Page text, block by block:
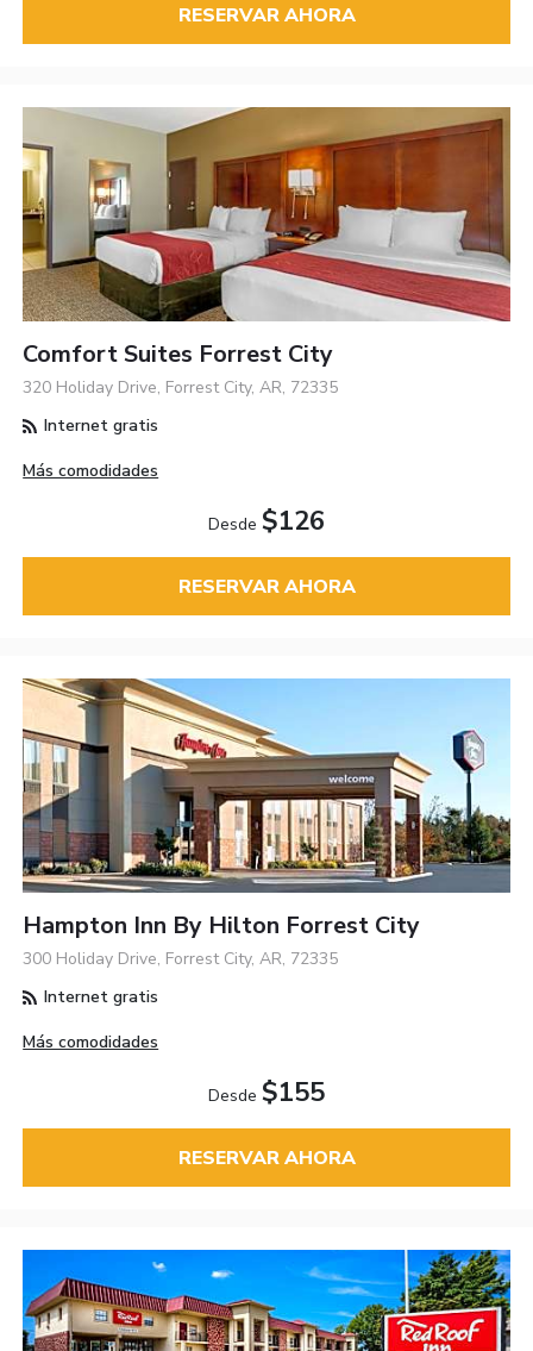
RESERVAR AHORA
Comfort Suites Forrest City
320 Holiday Drive, Forrest City, AR, 72335
Internet gratis
Más comodidades
Desde $126
RESERVAR AHORA
Hampton Inn By Hilton Forrest City
300 Holiday Drive, Forrest City, AR, 72335
Internet gratis
Más comodidades
Desde $155
RESERVAR AHORA